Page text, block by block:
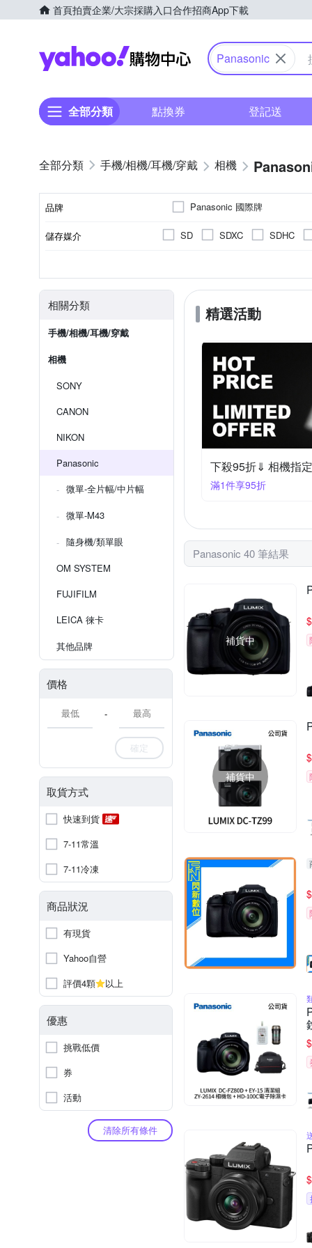
首頁拍賣企業/大宗採購入口合作招商App下載
Yahoo購物中心
Panasonic
全部分類 點換券 登記送
手機/相機/耳機/穿戴 相機
品牌 Panasonic 國際牌
儲存媒介 SD SDXC SDHC
相關分類
手機/相機/耳機/穿戴
相機
SONY
CANON
NIKON
Panasonic
微單-全片幅/中片幅
微單-M43
隨身機/類單眼
OM SYSTEM
FUJIFILM
LEICA 徠卡
其他品牌
價格
-
確定
取貨方式
快速到貨
7-11常溫
7-11冷凍
商品狀況
有現貨
Yahoo自營
評價4顆
以上
優惠
挑戰低價
券
活動
清除所有條件
精選活動
下殺95折⇓ 相機指
滿1件享95折
Panasonic 40 筆結果
補貨中
$
補貨中
$
$
$
$